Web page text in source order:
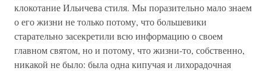
клокотание Ильичева стиля. Мы поразительно мало знаем
о его жизни не только потому, что большевики
старательно засекретили всю информацию о своем
главном святом, но и потому, что жизни-то, собственно,
никакой не было: была одна кипучая и лихорадочная